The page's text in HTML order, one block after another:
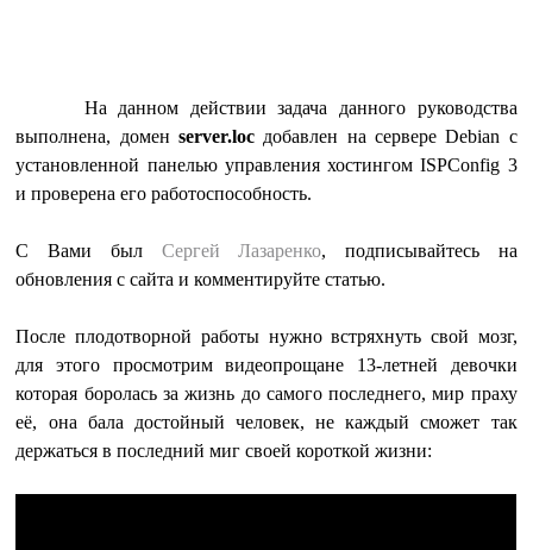
На данном действии задача данного руководства
выполнена, доменserver.loc добавлен на сервере Debian с
установленной панелью управления хостингом ISPConfig 3
и проверена его работоспособность.
C Вами был Сергей Лазаренко, подписывайтесь на
обновления с сайта и комментируйте статью.
После плодотворной работы нужно встряхнуть свой мозг,
для этого просмотрим видеопрощане 13-летней девочки
которая боролась за жизнь до самого последнего, мир праху
её, она бала достойный человек, не каждый сможет так
держаться в последний миг своей короткой жизни: